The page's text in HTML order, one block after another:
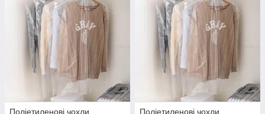
Поліетиленові чохли
Поліетиленові чохли